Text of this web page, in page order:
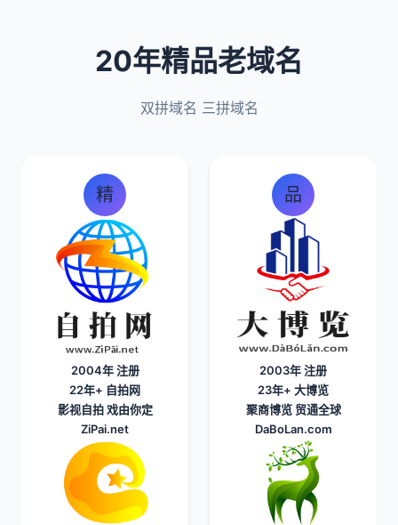
20年精品老域名
双拼域名 三拼域名
精
2004年 注册
22年+ 自拍网
影视自拍 戏由你定
ZiPai.net
品
2003年 注册
23年+ 大博览
聚商博览 贸通全球
DaBoLan.com